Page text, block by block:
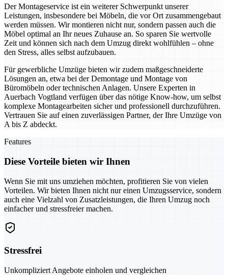
Der Montageservice ist ein weiterer Schwerpunkt unserer
Leistungen, insbesondere bei Möbeln, die vor Ort zusammengebaut
werden müssen. Wir montieren nicht nur, sondern passen auch die
Möbel optimal an Ihr neues Zuhause an. So sparen Sie wertvolle
Zeit und können sich nach dem Umzug direkt wohlfühlen – ohne
den Stress, alles selbst aufzubauen.
Für gewerbliche Umzüge bieten wir zudem maßgeschneiderte
Lösungen an, etwa bei der Demontage und Montage von
Büromöbeln oder technischen Anlagen. Unsere Experten in
Auerbach Vogtland verfügen über das nötige Know-how, um selbst
komplexe Montagearbeiten sicher und professionell durchzuführen.
Vertrauen Sie auf einen zuverlässigen Partner, der Ihre Umzüge von
A bis Z abdeckt.
Features
Diese Vorteile bieten wir Ihnen
Wenn Sie mit uns umziehen möchten, profitieren Sie von vielen
Vorteilen. Wir bieten Ihnen nicht nur einen Umzugsservice, sondern
auch eine Vielzahl von Zusatzleistungen, die Ihren Umzug noch
einfacher und stressfreier machen.
Stressfrei
Unkompliziert Angebote einholen und vergleichen